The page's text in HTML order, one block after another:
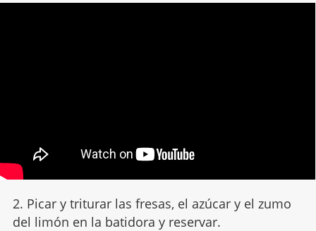
2. Picar y triturar las fresas, el azúcar y el zumo
del limón en la batidora y reservar.